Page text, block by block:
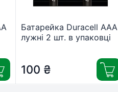
Батарейка Duracell AAA
лужні 2 шт. в упаковці
100 ₴